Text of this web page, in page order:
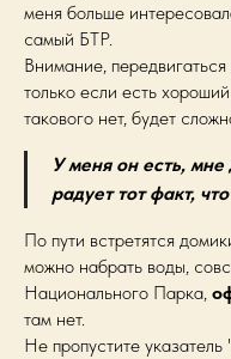
меня больше
самый БТР.
Внимание,
только если есть
такового нет, будет
У меня он есть,
радует тот факт,
По пути встретятся
можно набрать воды,
Национального Парка,
там нет.
Не пропустите